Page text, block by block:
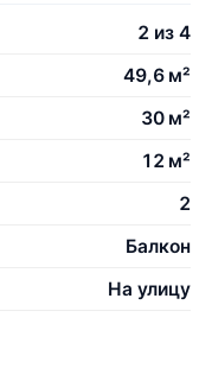
2 из 4
49,6 м²
30 м²
12 м²
2
Балкон
На улицу